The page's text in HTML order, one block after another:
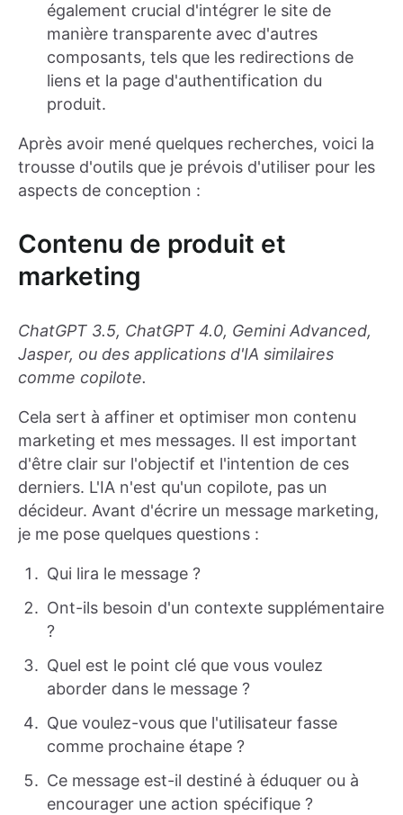
également crucial d'intégrer le site de
manière transparente avec d'autres
composants, tels que les redirections de
liens et la page d'authentification du
produit.
Après avoir mené quelques recherches, voici la
trousse d'outils que je prévois d'utiliser pour les
aspects de conception :
Contenu de produit et
marketing
ChatGPT 3.5, ChatGPT 4.0, Gemini Advanced,
Jasper, ou des applications d'IA similaires
comme copilote.
Cela sert à affiner et optimiser mon contenu
marketing et mes messages. Il est important
d'être clair sur l'objectif et l'intention de ces
derniers. L'IA n'est qu'un copilote, pas un
décideur. Avant d'écrire un message marketing,
je me pose quelques questions :
Qui lira le message ?
Ont-ils besoin d'un contexte supplémentaire
?
Quel est le point clé que vous voulez
aborder dans le message ?
Que voulez-vous que l'utilisateur fasse
comme prochaine étape ?
Ce message est-il destiné à éduquer ou à
encourager une action spécifique ?